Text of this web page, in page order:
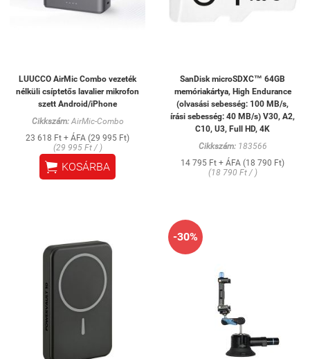
LUUCCO AirMic Combo vezeték
nélküli csíptetős lavalier mikrofon
szett Android/iPhone
Cikkszám:AirMic-Combo
23 618 Ft + ÁFA (29 995 Ft)
(29 995 Ft / )
 KOSÁRBA
SanDisk microSDXC™ 64GB
memóriakártya, High Endurance
(olvasási sebesség: 100 MB/s,
írási sebesség: 40 MB/s) V30, A2,
C10, U3, Full HD, 4K
Cikkszám:183566
14 795 Ft + ÁFA (18 790 Ft)
(18 790 Ft / )
-30%